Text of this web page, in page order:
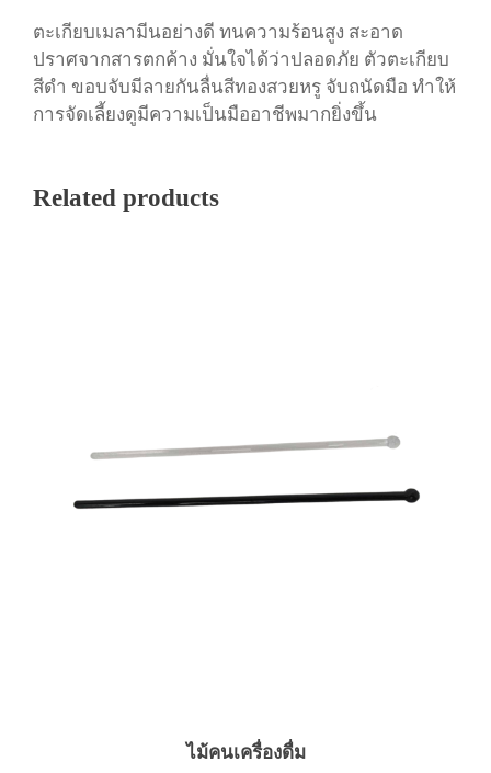
ตะเกียบเมลามีนอย่างดี ทนความร้อนสูง สะอาด
ปราศจากสารตกค้าง มั่นใจได้ว่าปลอดภัย ตัวตะเกียบ
สีดำ ขอบจับมีลายกันลื่นสีทองสวยหรู จับถนัดมือ ทำให้
การจัดเลี้ยงดูมีความเป็นมืออาชีพมากยิ่งขึ้น
Related products
ไม้คนเครื่องดื่ม